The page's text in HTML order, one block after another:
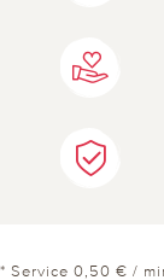
* Service 0,50 € /